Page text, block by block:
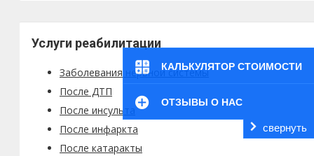
КАЛЬКУЛЯТОР СТОИМОСТИ
ОТЗЫВЫ О НАС
свернуть
Услуги реабилитации
Заболевания нервной системы
После ДТП
После инсульта
После инфаркта
После катаракты